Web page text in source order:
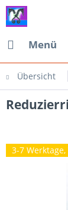
Menü
Übersicht
3-7